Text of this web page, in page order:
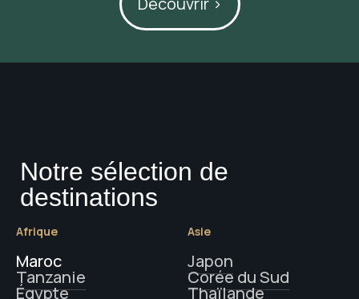
Notre sélection de
destinations
Afrique
Maroc
Tanzanie
Égypte
Asie
Japon
Corée du Sud
Thaïlande